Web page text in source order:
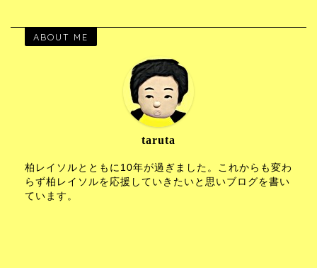
ABOUT ME
taruta
柏レイソルとともに10年が過ぎました。これからも変わ
らず柏レイソルを応援していきたいと思いブログを書い
ています。